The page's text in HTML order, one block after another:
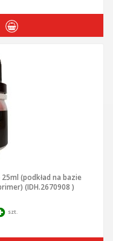
25ml (podkład na bazie
(IDH.2670908 )
szt.